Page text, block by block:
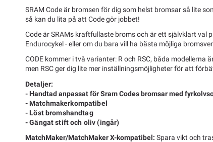
SRAM Code är bromsen för dig som helst bromsar så lite
så kan du lita på att Code gör jobbet!
Code är SRAMs kraftfullaste broms och är ett självklart val
Endurocykel - eller om du bara vill ha bästa möjliga
CODE kommer i två varianter: R och RSC, båda modellerna
men RSC ger dig lite mer inställningsmöjligheter för att
Detaljer:
- Handtad anpassat för Sram Codes bromsar med
- Matchmakerkompatibel
- Löst bromshandtag
-Gängat stift och oliv (ingår)
MatchMaker/MatchMaker X-kompatibel: Spara vikt och